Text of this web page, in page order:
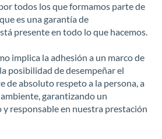
todos los que formamos parte de
es una garantía de
presente en todo lo que hacemos.
implica la adhesión a un marco de
posibilidad de desempeñar el
de absoluto respeto a la persona, a
garantizando un
responsable en nuestra prestación